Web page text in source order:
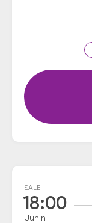
SALE
18:00
Junin